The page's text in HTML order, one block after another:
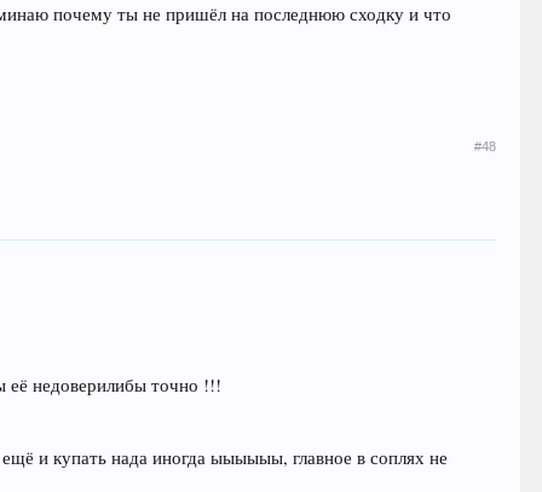
почему ты не пришёл на последнюю сходку и что
#48
её недоверилибы точно !!!
и купать нада иногда ыыыыыы, главное в соплях не